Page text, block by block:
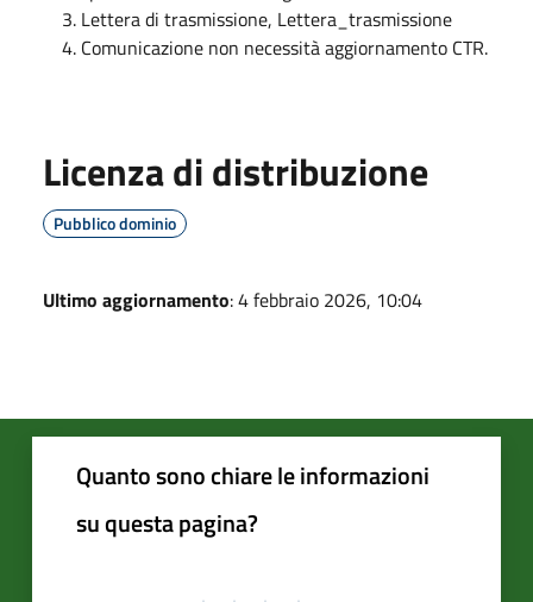
Lettera di trasmissione, Lettera_trasmissione
Comunicazione non necessità aggiornamento CTR.
Licenza di distribuzione
Pubblico dominio
Ultimo aggiornamento: 4 febbraio 2026, 10:04
Quanto sono chiare le informazioni
su questa pagina?